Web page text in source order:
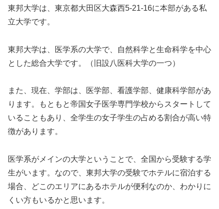
東邦大学は、東京都大田区大森西5-21-16に本部がある私
立大学です。
東邦大学は、医学系の大学で、自然科学と生命科学を中心
とした総合大学です。（旧設八医科大学の一つ）
また、現在、学部は、医学部、看護学部、健康科学部があ
ります。もともと帝国女子医学専門学校からスタートして
いることもあり、全学生の女子学生の占める割合が高い特
徴があります。
医学系がメインの大学ということで、全国から受験する学
生がいます。なので、東邦大学の受験でホテルに宿泊する
場合、どこのエリアにあるホテルが便利なのか、わかりに
くい方もいるかと思います。